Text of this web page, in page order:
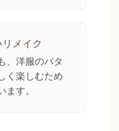
メイク
、洋服のパタ
く楽しむため
す。